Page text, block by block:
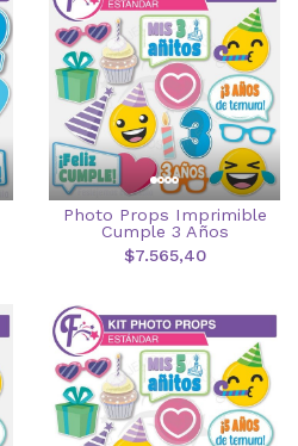
Photo Props Imprimible
Cumple 3 Años
$7.565,40